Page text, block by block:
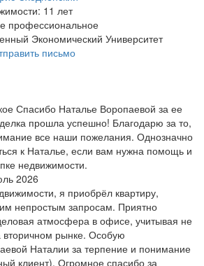
11 лет
профессиональное
Экономический Университет
письмо
Спасибо Наталье Воропаевой за ее
прошла успешно! Благодарю за то,
все наши пожелания. Однозначно
к Наталье, если вам нужна помощь и
недвижимости.
2026
я приобрёл квартиру,
непростым запросам. Приятно
атмосфера в офисе, учитывая не
вторичном рынке. Особую
Наталии за терпение и понимание
клиент). Огромное спасибо за